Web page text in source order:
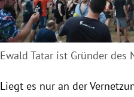
Ewald Tatar ist Gründer des
Liegt es nur an der